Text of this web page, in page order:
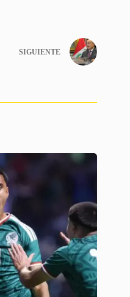
SIGUIENTE